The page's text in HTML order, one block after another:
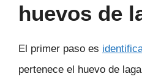
huevos de
El primer paso es
pertenece el huevo de